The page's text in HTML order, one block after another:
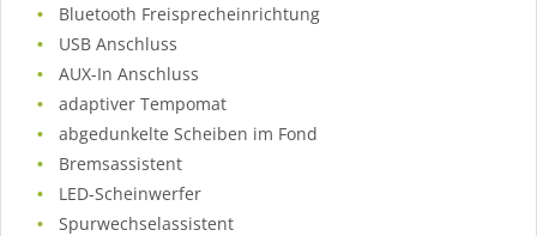
Bluetooth Freisprecheinrichtung
USB Anschluss
AUX-In Anschluss
adaptiver Tempomat
abgedunkelte Scheiben im Fond
Bremsassistent
LED-Scheinwerfer
Spurwechselassistent